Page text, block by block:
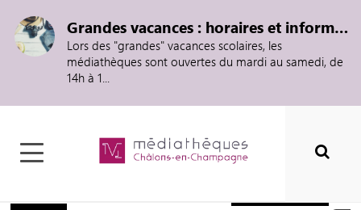
Grandes vacances : horaires et informations
Lors des "grandes" vacances scolaires, les
médiathèques sont ouvertes du mardi au samedi, de
14h à 1...